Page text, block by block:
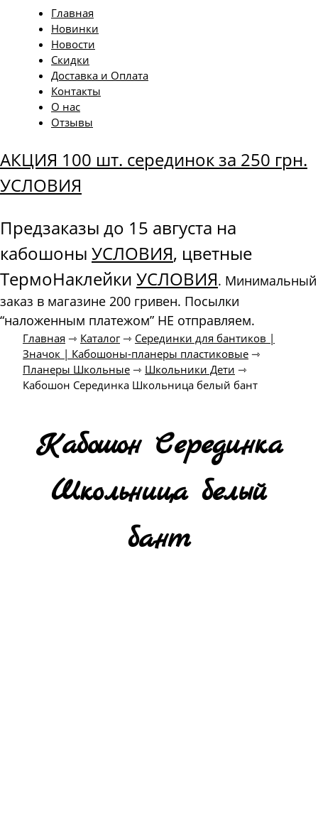
Главная
Новинки
Новости
Скидки
Доставка и Оплата
Контакты
О нас
Отзывы
АКЦИЯ 100 шт. серединок за 250 грн.
УСЛОВИЯ
Предзаказы до 15 августа на
кабошоны УСЛОВИЯ, цветные
ТермоНаклейки УСЛОВИЯ. Минимальный
заказ в магазине 200 гривен. Посылки
“наложенным платежом” НЕ отправляем.
Главная ⇾ Каталог⇾ Серединки для бантиков |
Значок | Кабошоны-планеры пластиковые ⇾
Планеры Школьные ⇾ Школьники Дети ⇾
Кабошон Серединка Школьница белый бант
Кабошон Серединка
Школьница белый
бант